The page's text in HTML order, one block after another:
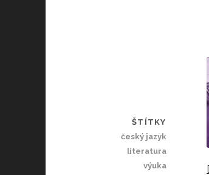
ŠTÍTKY
český jazyk
literatura
výuka